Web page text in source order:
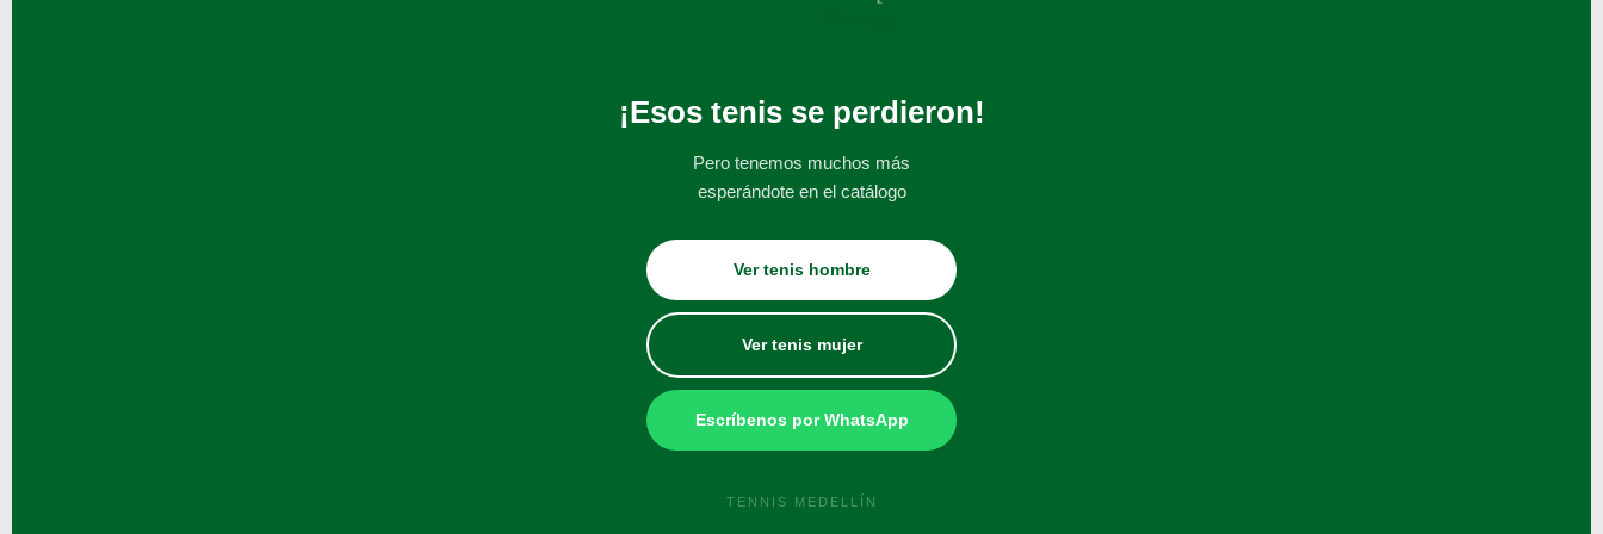
¡Esos tenis se perdieron!
Pero tenemos muchos más
esperándote en el catálogo
Ver tenis hombre
Ver tenis mujer
Escríbenos por WhatsApp
TENNIS MEDELLÍN